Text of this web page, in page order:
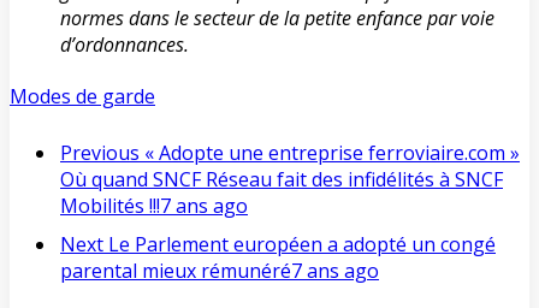
normes dans le secteur de la petite enfance par voie
d’ordonnances.
Modes de garde
Previous « Adopte une entreprise ferroviaire.com »
Où quand SNCF Réseau fait des infidélités à SNCF
Mobilités !!!7 ans ago
Next Le Parlement européen a adopté un congé
parental mieux rémunéré7 ans ago